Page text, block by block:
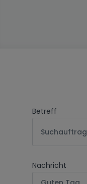
Betreff
Suchauftrag
Nachricht